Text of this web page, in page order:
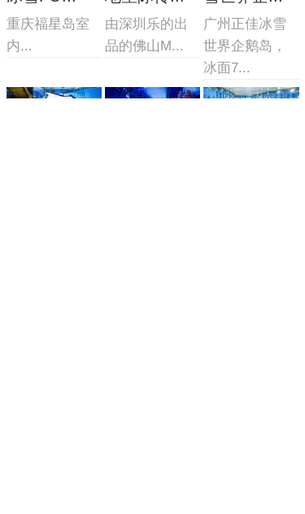
重庆福星岛室
内...
由深圳乐的出
品的佛山M...
广州正佳冰雪
世界企鹅岛，
冰面7...